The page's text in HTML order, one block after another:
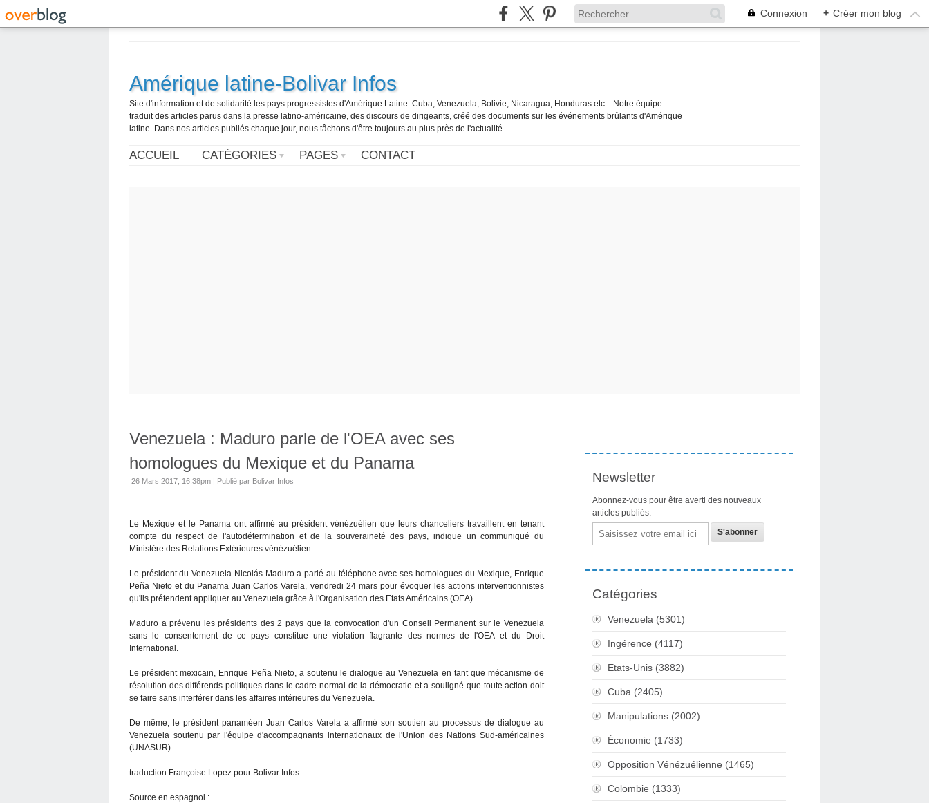
Connexion + Créer mon blog
Amérique latine-Bolivar Infos
Site d'information et de solidarité les pays progressistes d'Amérique Latine: Cuba, Venezuela, Bolivie, Nicaragua, Honduras etc... Notre équipe
traduit des articles parus dans la presse latino-américaine, des discours de dirigeants, créé des documents sur les événements brûlants d'Amérique
latine. Dans nos articles publiés chaque jour, nous tâchons d'être toujours au plus près de l'actualité
ACCUEIL CATÉGORIES PAGES CONTACT
Venezuela : Maduro parle de l'OEA avec ses
homologues du Mexique et du Panama
26 Mars 2017, 16:38pm | Publié par Bolivar Infos
Le Mexique et le Panama ont affirmé au président vénézuélien que leurs chanceliers travaillent en tenant
compte du respect de l'autodétermination et de la souveraineté des pays, indique un communiqué du
Ministère des Relations Extérieures vénézuélien.
Le président du Venezuela Nicolás Maduro a parlé au téléphone avec ses homologues du Mexique, Enrique
Peña Nieto et du Panama Juan Carlos Varela, vendredi 24 mars pour évoquer les actions interventionnistes
qu'ils prétendent appliquer au Venezuela grâce à l'Organisation des Etats Américains (OEA).
Maduro a prévenu les présidents des 2 pays que la convocation d'un Conseil Permanent sur le Venezuela
sans le consentement de ce pays constitue une violation flagrante des normes de l'OEA et du Droit
International.
Le président mexicain, Enrique Peña Nieto, a soutenu le dialogue au Venezuela en tant que mécanisme de
résolution des différends politiques dans le cadre normal de la démocratie et a souligné que toute action doit
se faire sans interférer dans les affaires intérieures du Venezuela.
De même, le président panaméen Juan Carlos Varela a affirmé son soutien au processus de dialogue au
Venezuela soutenu par l'équipe d'accompagnants internationaux de l'Union des Nations Sud-américaines
(UNASUR).
traduction Françoise Lopez pour Bolivar Infos
Source en espagnol :
Newsletter
Abonnez-vous pour être averti des nouveaux
articles publiés.
Email
Catégories
Venezuela (5301)
Ingérence (4117)
Etats-Unis (3882)
Cuba (2405)
Manipulations (2002)
Économie (1733)
Opposition Vénézuélienne (1465)
Colombie (1333)